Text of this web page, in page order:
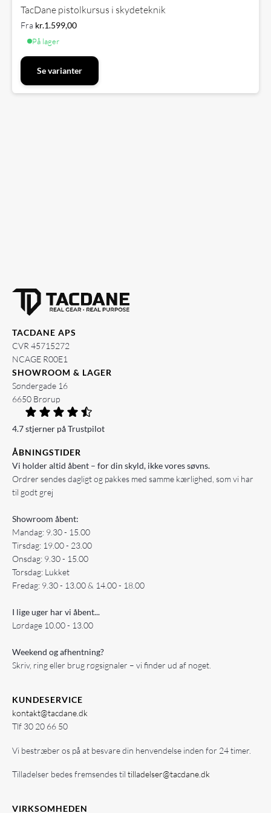
TacDane pistolkursus i skydeteknik
Fra kr.1.599,00
På lager
Se varianter
TACDANE APS
CVR 45715272
NCAGE R00E1
SHOWROOM & LAGER
Søndergade 16
6650 Brørup
4.7 stjerner på Trustpilot
ÅBNINGSTIDER
Vi holder altid åbent – for din skyld, ikke vores søvns.
Ordrer sendes dagligt og pakkes med samme kærlighed, som vi har
til godt grej
Showroom åbent:
Mandag: 9.30 - 15.00
Tirsdag: 19.00 - 23.00
Onsdag: 9.30 - 15.00
Torsdag: Lukket
Fredag: 9.30 - 13.00 & 14.00 - 18.00
I lige uger har vi åbent...
Lørdage 10.00 - 13.00
Weekend og afhentning?
Skriv, ring eller brug røgsignaler – vi finder ud af noget.
KUNDESERVICE
kontakt@tacdane.dk
Tlf 30 20 66 50
Vi bestræber os på at besvare din henvendelse inden for 24 timer.
Tilladelser bedes fremsendes til tilladelser@tacdane.dk
VIRKSOMHEDEN